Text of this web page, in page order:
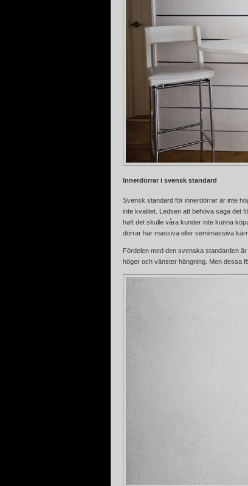
Innerdörrar i svensk standard
Svensk standard för innerdörrar är inte
inte kvalitet. Ledsen att behöva säga det
haft det skulle våra kunder inte kunna
dörrar har massiva eller semimassiva
Fördelen med den svenska standarden
höger och vänster hängning. Men dessa